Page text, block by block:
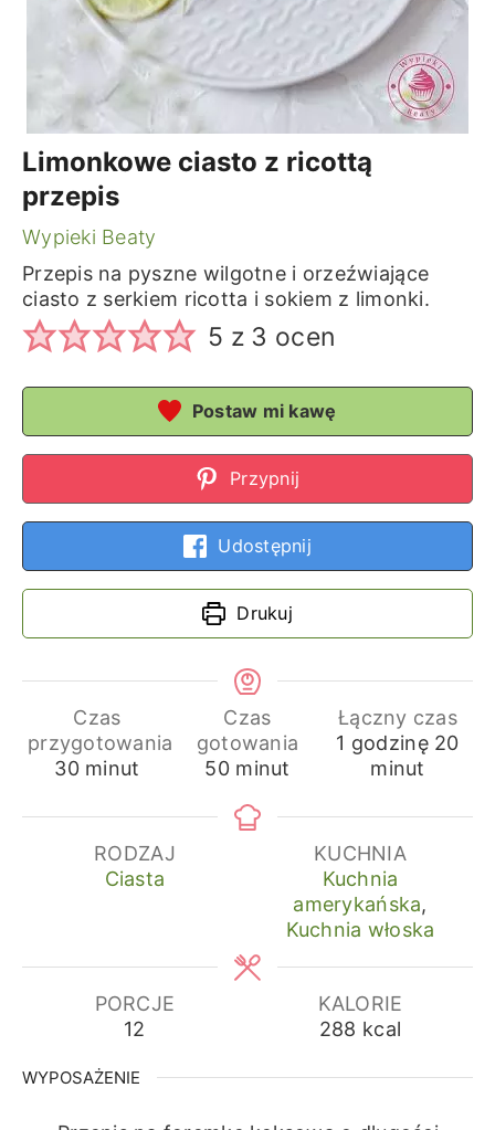
Limonkowe ciasto z ricottą
przepis
Wypieki Beaty
Przepis na pyszne wilgotne i orzeźwiające
ciasto z serkiem ricotta i sokiem z limonki.
5 z 3 ocen
Postaw mi kawę
Przypnij
Udostępnij
Drukuj
Czas
przygotowania
30minuty
minut
Czas
gotowania
50minuty
minut
Łączny czas
1 godzina
godzinę 20
minut
RODZAJ
Ciasta
KUCHNIA
Kuchnia
amerykańska,
Kuchnia włoska
PORCJE
12
KALORIE
288 kcal
WYPOSAŻENIE